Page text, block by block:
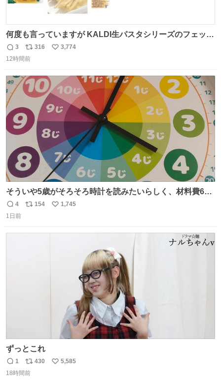
何度も言っていますが KALDI生パスタシリーズのフェット
チーネは 真剣(ガチ)で美味いぞ
返
信
3
リ
ポ
ト
数
316
い
数
3,774
12時間前
そういや5歳がそろそろ時計を読みたいらしく、材料費600
円で作れる知育時計作ってみた！ めっちゃ簡単！ ありがと
う先人！
返
信
4
リ
154
い
1,745
1日前
ずっとこれ
返
信
1
リ
ポ
430
い
5,585
18時間前